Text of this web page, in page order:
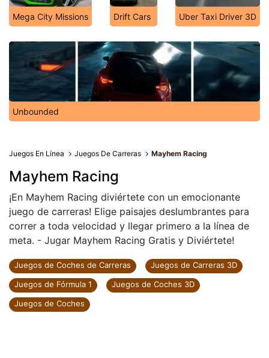
Mega City Missions Drift Cars Uber Taxi Driver 3D
Unbounded
Juegos En Línea Juegos De Carreras Mayhem Racing
Mayhem Racing
¡En Mayhem Racing diviértete con un emocionante
juego de carreras! Elige paisajes deslumbrantes para
correr a toda velocidad y llegar primero a la línea de
meta. - Jugar Mayhem Racing Gratis y Diviértete!
Juegos de Coches de Carreras
Juegos de Carreras 3D
Juegos de Fórmula 1
Juegos de Coches 3D
Juegos de Coches